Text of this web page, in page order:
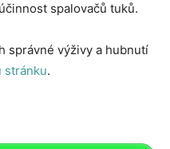
spalovačů tuků.
správné výživy a hubnutí
stránku.